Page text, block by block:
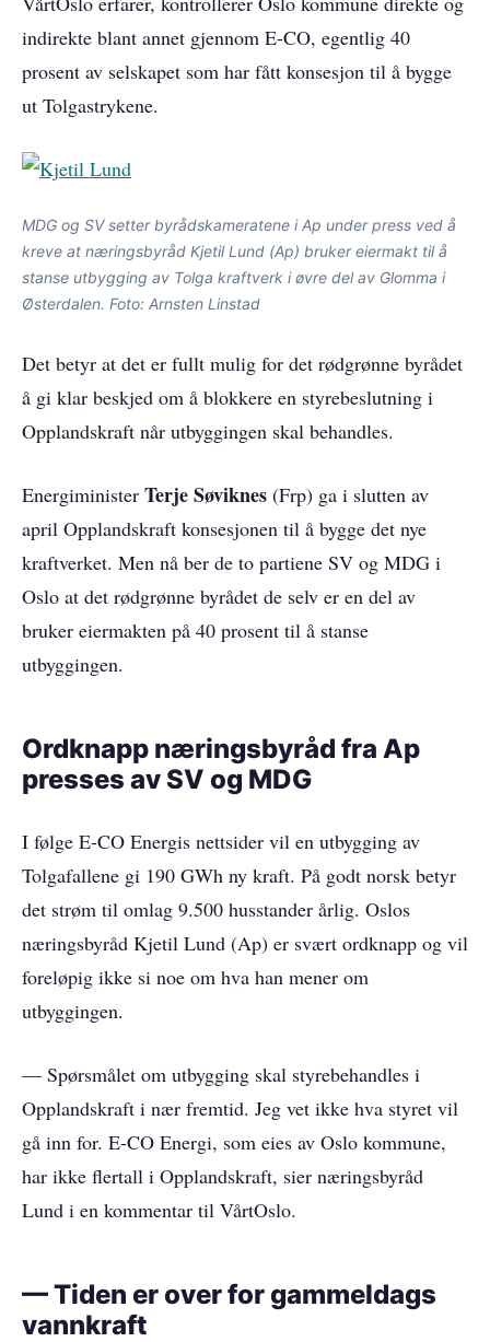
indirekte blant annet gjennom E-CO, egentlig 40
prosent av selskapet som har fått konsesjon til å bygge
ut Tolgastrykene.
MDG og SV setter byrådskameratene i Ap under press ved å
kreve at næringsbyråd Kjetil Lund (Ap) bruker eiermakt til å
stanse utbygging av Tolga kraftverk i øvre del av Glomma i
Østerdalen. Foto: Arnsten Linstad
Det betyr at det er fullt mulig for det rødgrønne byrådet
å gi klar beskjed om å blokkere en styrebeslutning i
Opplandskraft når utbyggingen skal behandles.
Energiminister Terje Søviknes (Frp) ga i slutten av
april Opplandskraft konsesjonen til å bygge det nye
kraftverket. Men nå ber de to partiene SV og MDG i
Oslo at det rødgrønne byrådet de selv er en del av
bruker eiermakten på 40 prosent til å stanse
utbyggingen.
Ordknapp næringsbyråd fra Ap
presses av SV og MDG
I følge E-CO Energis nettsider vil en utbygging av
Tolgafallene gi 190 GWh ny kraft. På godt norsk betyr
det strøm til omlag 9.500 husstander årlig. Oslos
næringsbyråd Kjetil Lund (Ap) er svært ordknapp og vil
foreløpig ikke si noe om hva han mener om
utbyggingen.
— Spørsmålet om utbygging skal styrebehandles i
Opplandskraft i nær fremtid. Jeg vet ikke hva styret vil
gå inn for. E-CO Energi, som eies av Oslo kommune,
har ikke flertall i Opplandskraft, sier næringsbyråd
Lund i en kommentar til VårtOslo.
— Tiden er over for gammeldags
vannkraft